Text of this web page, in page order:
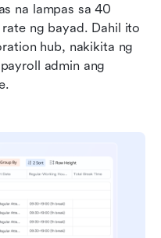
na lampas sa 40
ng bayad. Dahil ito
hub, nakikita ng
admin ang